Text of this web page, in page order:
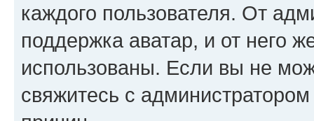
каждого пользователя. От
поддержка аватар, и от него
использованы. Если вы не
свяжитесь с